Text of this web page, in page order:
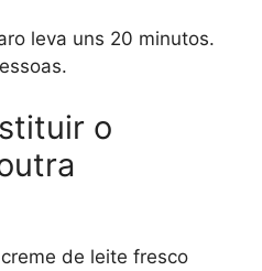
leva uns 20 minutos.
o
de leite fresco